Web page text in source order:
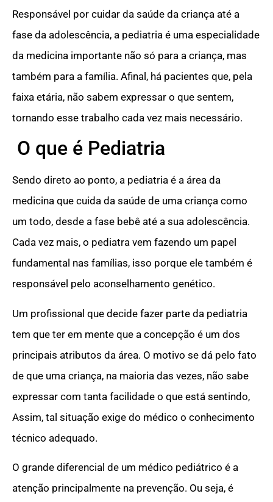
Responsável por cuidar da saúde da criança até a
fase da adolescência, a pediatria é uma especialidade
da medicina importante não só para a criança, mas
também para a família. Afinal, há pacientes que, pela
faixa etária, não sabem expressar o que sentem,
tornando esse trabalho cada vez mais necessário.
O que é Pediatria
Sendo direto ao ponto, a pediatria é a área da
medicina que cuida da saúde de uma criança como
um todo, desde a fase bebê até a sua adolescência.
Cada vez mais, o pediatra vem fazendo um papel
fundamental nas famílias, isso porque ele também é
responsável pelo aconselhamento genético.
Um profissional que decide fazer parte da pediatria
tem que ter em mente que a concepção é um dos
principais atributos da área. O motivo se dá pelo fato
de que uma criança, na maioria das vezes, não sabe
expressar com tanta facilidade o que está sentindo,
Assim, tal situação exige do médico o conhecimento
técnico adequado.
O grande diferencial de um médico pediátrico é a
atenção principalmente na prevenção. Ou seja, é